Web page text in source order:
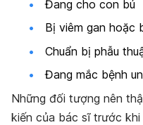
Đang cho con bú
Bị viêm gan hoặc
Chuẩn bị phẫu
Đang mắc bệnh
Những đối tượng nên
kiến của bác sĩ trước